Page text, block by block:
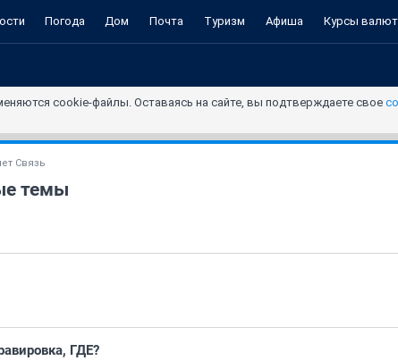
Погода Дом Почта Туризм Афиша Курсы валют
cookie-файлы. Оставаясь на сайте, вы подтверждаете свое
Связь
темы
ГДЕ?